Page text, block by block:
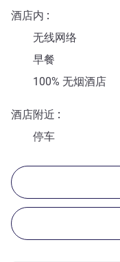
酒店内
无线网络
早餐
100% 无烟酒店
酒店附近
停车